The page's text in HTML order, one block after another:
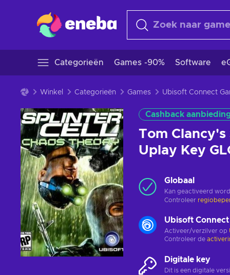
Categorieën Games -90% Software
Winkel Categorieën Games Ubisoft Connect
Cashback
Tom Clancy's
Uplay Key
Globaal
Kan geactiveerd
Controleer
Ubisoft Connect
Activeer/verzilver op
Controleer de
Digitale key
Dit is een digitale